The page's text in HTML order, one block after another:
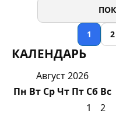
1 2
КАЛЕНДАРЬ
Август 2026
Пн Вт СрЧт Пт Сб Вс
1
2